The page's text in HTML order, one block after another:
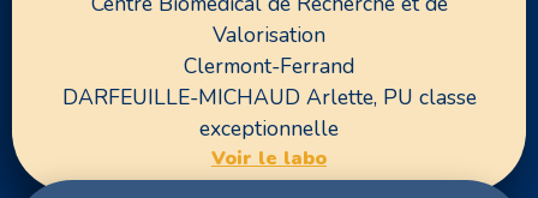
Valorisation
Clermont-Ferrand
DARFEUILLE-MICHAUD Arlette, PU classe
exceptionnelle
Voir le labo